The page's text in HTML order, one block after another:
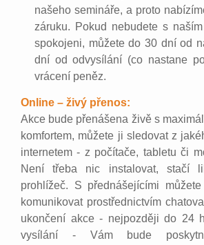
našeho semináře, a proto
záruku. Pokud nebudete s
spokojeni, můžete do 30 dní od
dní od odvysílání (co nastane
vrácení peněz.
Online – živý přenos:
Akce bude přenášena živě s
komfortem, můžete ji sledovat z
internetem - z počítače, tabletu či
Není třeba nic instalovat, stačí
prohlížeč. S přednášejícími
komunikovat prostřednictvím
ukončení akce - nejpozději do 24
vysílání - Vám bude